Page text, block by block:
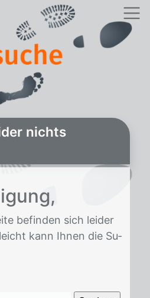
nichts
be­fin­den sich lei­der
kann Ih­nen die Su­